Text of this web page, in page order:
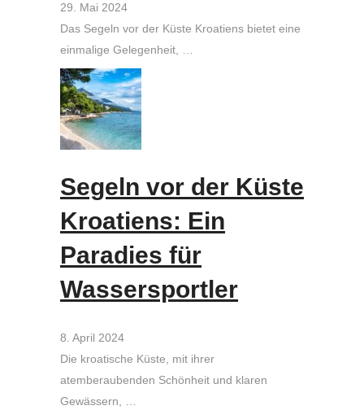
29. Mai 2024
Das Segeln vor der Küste Kroatiens bietet eine
einmalige Gelegenheit, …
Segeln vor der Küste
Kroatiens: Ein
Paradies für
Wassersportler
8. April 2024
Die kroatische Küste, mit ihrer
atemberaubenden Schönheit und klaren
Gewässern, …